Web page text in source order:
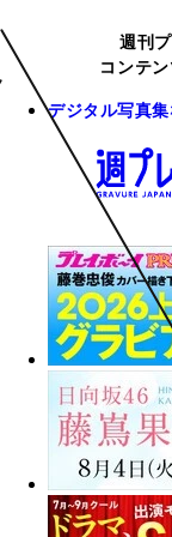
週刊
コンテ
デジタル写真